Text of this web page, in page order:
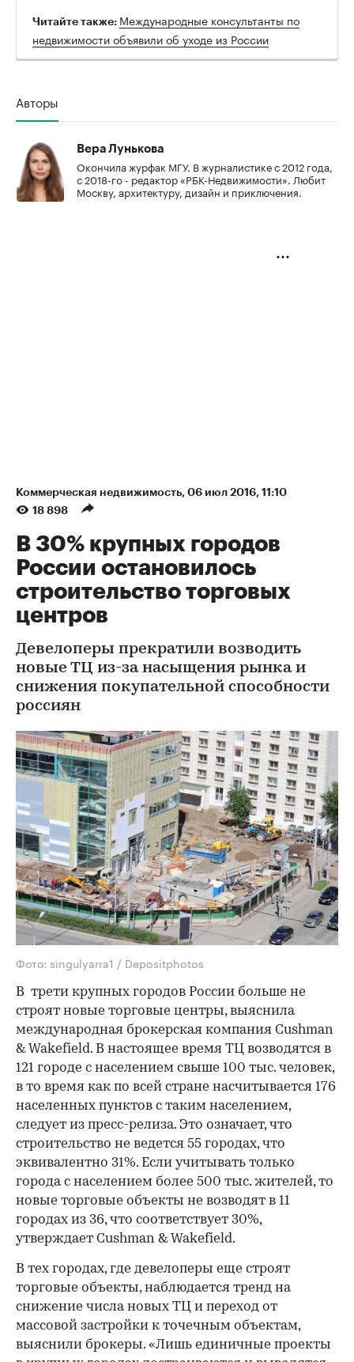
Читайте также: Международные консультанты по
недвижимости объявили об уходе из России
Авторы
Вера Лунькова
Окончила журфак МГУ. В журналистике с 2012 года,
с 2018-го - редактор «РБК-Недвижимости». Любит
Москву, архитектуру, дизайн и приключения.
Коммерческая недвижимость 06 июл 2016, 11:10
18 898
В 30% крупных городов
России остановилось
строительство торговых
центров
Девелоперы прекратили возводить
новые ТЦ из-за насыщения рынка и
снижения покупательной способности
россиян
Фото: singulyarra1 / Depositphotos
В трети крупных городов России больше не
строят новые торговые центры, выяснила
международная брокерская компания Cushman
& Wakefield. В настоящее время ТЦ возводятся в
121 городе с населением свыше 100 тыс. человек,
в то время как по всей стране насчитывается 176
населенных пунктов с таким населением,
следует из пресс-релиза. Это означает, что
строительство не ведется 55 городах, что
эквивалентно 31%. Если учитывать только
города с населением более 500 тыс. жителей, то
новые торговые объекты не возводят в 11
городах из 36, что соответствует 30%,
утверждает Cushman & Wakefield.
В тех городах, где девелоперы еще строят
торговые объекты, наблюдается тренд на
снижение числа новых ТЦ и переход от
массовой застройки к точечным объектам,
выяснили брокеры. «Лишь единичные проекты